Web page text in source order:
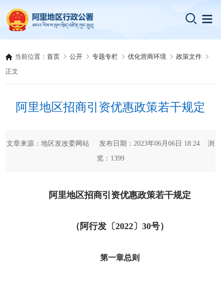
当前位置：首页 公开 专题专栏 优化营商环境
政策文件
正文
阿里地区招商引资优惠政策若干规定
文章来源：地区发改委网站 发布日期：2023年06月06日 18:24 浏
览： 1399
阿里地区招商引资优惠政策若干规定
（阿行发〔2022〕30号）
第一章总则